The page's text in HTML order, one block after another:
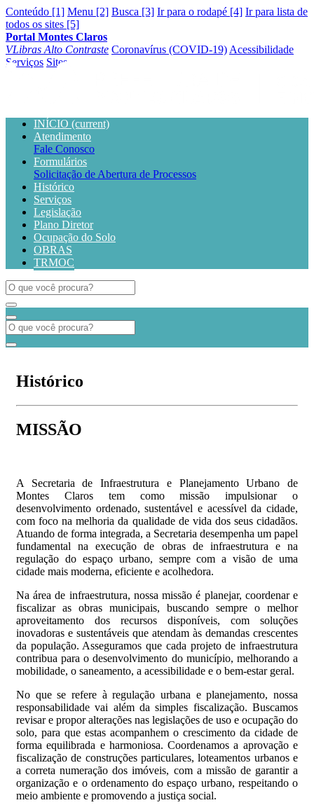
Conteúdo [1] Menu [2] Busca [3] Ir para o rodapé [4] Ir para lista de
todos os sites [5]
Portal Montes Claros
VLibras Alto Contraste Coronavírus (COVID-19) Acessibilidade
Serviços Sites
INÍCIO (current)
Atendimento
Fale Conosco
Formulários
Solicitação de Abertura de Processos
Histórico
Serviços
Legislação
Plano Diretor
Ocupação do Solo
OBRAS
TRMOC
Histórico
MISSÃO
A Secretaria de Infraestrutura e Planejamento Urbano de
Montes Claros tem como missão impulsionar o
desenvolvimento ordenado, sustentável e acessível da cidade,
com foco na melhoria da qualidade de vida dos seus cidadãos.
Atuando de forma integrada, a Secretaria desempenha um papel
fundamental na execução de obras de infraestrutura e na
regulação do espaço urbano, sempre com a visão de uma
cidade mais moderna, eficiente e acolhedora.
Na área de infraestrutura, nossa missão é planejar, coordenar e
fiscalizar as obras municipais, buscando sempre o melhor
aproveitamento dos recursos disponíveis, com soluções
inovadoras e sustentáveis que atendam às demandas crescentes
da população. Asseguramos que cada projeto de infraestrutura
contribua para o desenvolvimento do município, melhorando a
mobilidade, o saneamento, a acessibilidade e o bem-estar geral.
No que se refere à regulação urbana e planejamento, nossa
responsabilidade vai além da simples fiscalização. Buscamos
revisar e propor alterações nas legislações de uso e ocupação do
solo, para que estas acompanhem o crescimento da cidade de
forma equilibrada e harmoniosa. Coordenamos a aprovação e
fiscalização de construções particulares, loteamentos urbanos e
a correta numeração dos imóveis, com a missão de garantir a
organização e o ordenamento do espaço urbano, respeitando o
meio ambiente e promovendo a justiça social.